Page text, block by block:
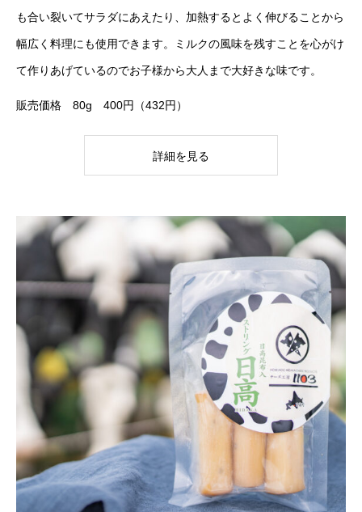
も合い裂いてサラダにあえたり、加熱するとよく伸びることから
幅広く料理にも使用できます。ミルクの風味を残すことを心がけ
て作りあげているのでお子様から大人まで大好きな味です。
販売価格 80g 400円（432円）
詳細を見る